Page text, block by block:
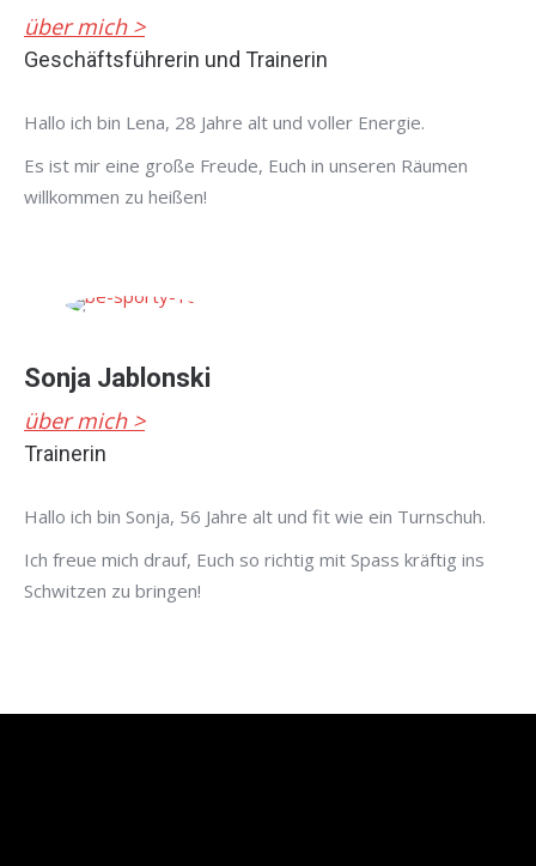
über mich >
Geschäftsführerin und Trainerin
Hallo ich bin Lena, 28 Jahre alt und voller Energie.
Es ist mir eine große Freude, Euch in unseren Räumen
willkommen zu heißen!
Sonja Jablonski
über mich >
Trainerin
Hallo ich bin Sonja, 56 Jahre alt und fit wie ein Turnschuh.
Ich freue mich drauf, Euch so richtig mit Spass kräftig ins
Schwitzen zu bringen!